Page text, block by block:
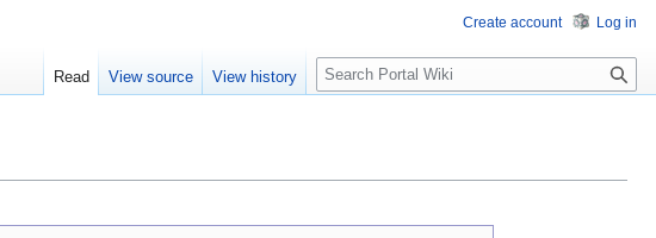
Create account Log in
Read View source View history
S
e
c